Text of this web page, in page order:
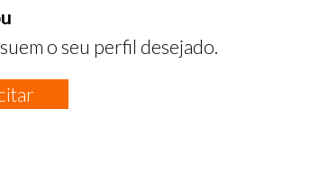
o seu perfil desejado.